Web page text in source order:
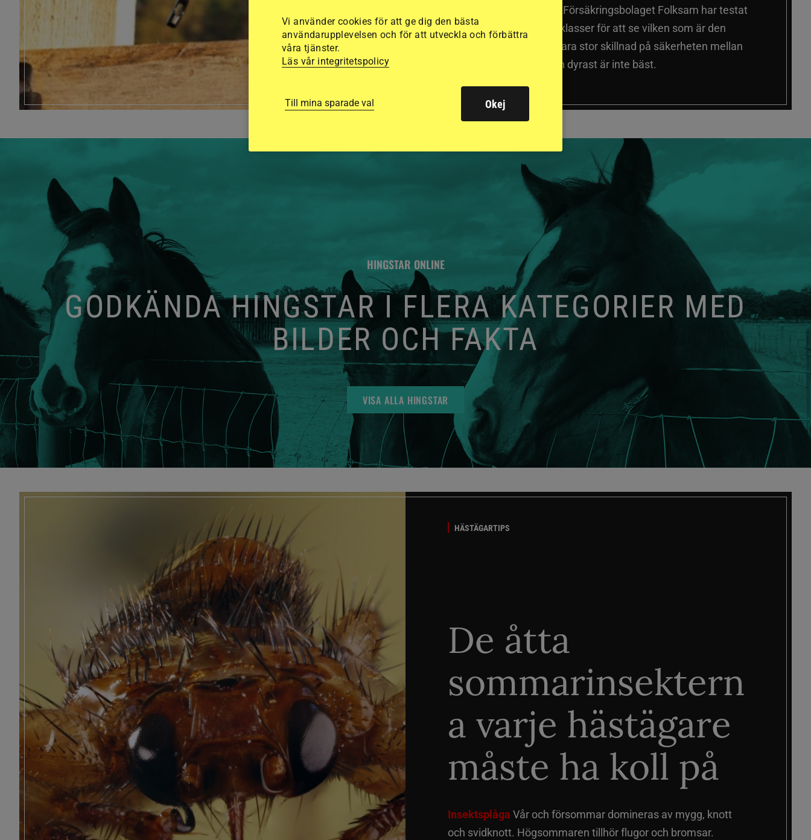
Försäkringsbolaget Folksam har testat
15 ridhjälmar i olika prisklasser för att se vilken som är den
säkraste. Det visar sig vara stor skillnad på säkerheten mellan
de olika hjälmarna – och dyrast är inte bäst.
HINGSTAR ONLINE
GODKÄNDA HINGSTAR I FLERA KATEGORIER MED
BILDER OCH FAKTA
VISA ALLA HINGSTAR
HÄSTÄGARTIPS
De åtta
sommarinsektern
a varje hästägare
måste ha koll på
Insektsplåga Vår och försommar domineras av mygg, knott
och svidknott. Högsommaren tillhör flugor och bromsar.
Vi använder cookies för att ge dig den bästa
användarupplevelsen och för att utveckla och förbättra
våra tjänster.
Läs vår integritetspolicy
Till mina sparade val Okej